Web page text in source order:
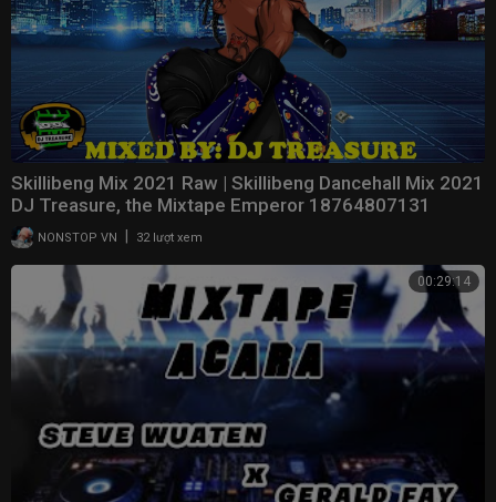
Skillibeng Mix 2021 Raw | Skillibeng Dancehall Mix 2021
DJ Treasure, the Mixtape Emperor 18764807131
NONSTOP VN 32 lượt xem
00:29:14